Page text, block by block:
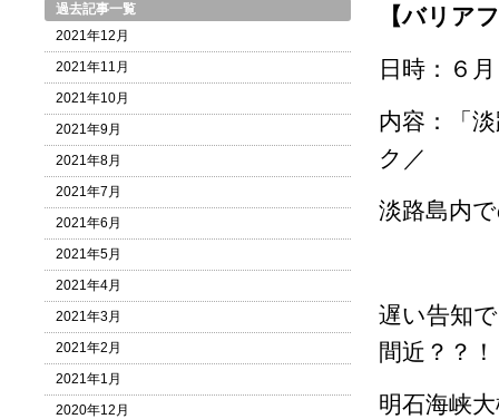
【バリア
日時：６
内容：「
ク／
淡路島内
遅い告知
間近？？
明石海峡
過去記事一覧
2021年12月
2021年11月
2021年10月
2021年9月
2021年8月
2021年7月
2021年6月
2021年5月
2021年4月
2021年3月
2021年2月
2021年1月
2020年12月